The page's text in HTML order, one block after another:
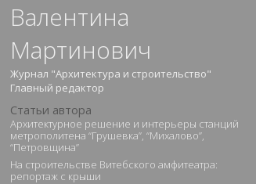
Валентина
Мартинович
Журнал "Архитектура и строительство"
Главный редактор
Статьи автора
Архитектурное решение и интерьеры станций
метрополитена “Грушевка”, “Михалово”,
“Петровщина”
На строительстве Витебского амфитеатра:
репортаж с крыши